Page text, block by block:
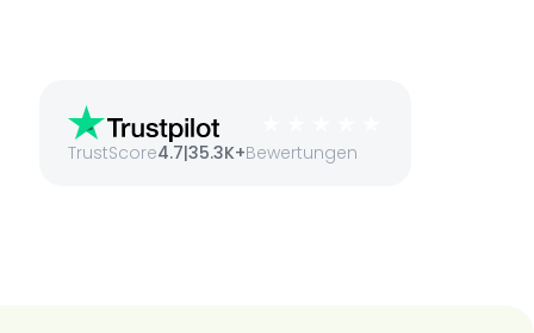
TrustScore4.7|35.3K+Bewertungen